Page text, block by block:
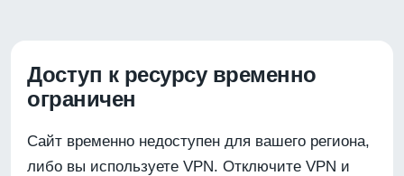
Доступ к ресурсу временно
ограничен
Сайт временно недоступен для вашего региона,
либо вы используете VPN. Отключите VPN и